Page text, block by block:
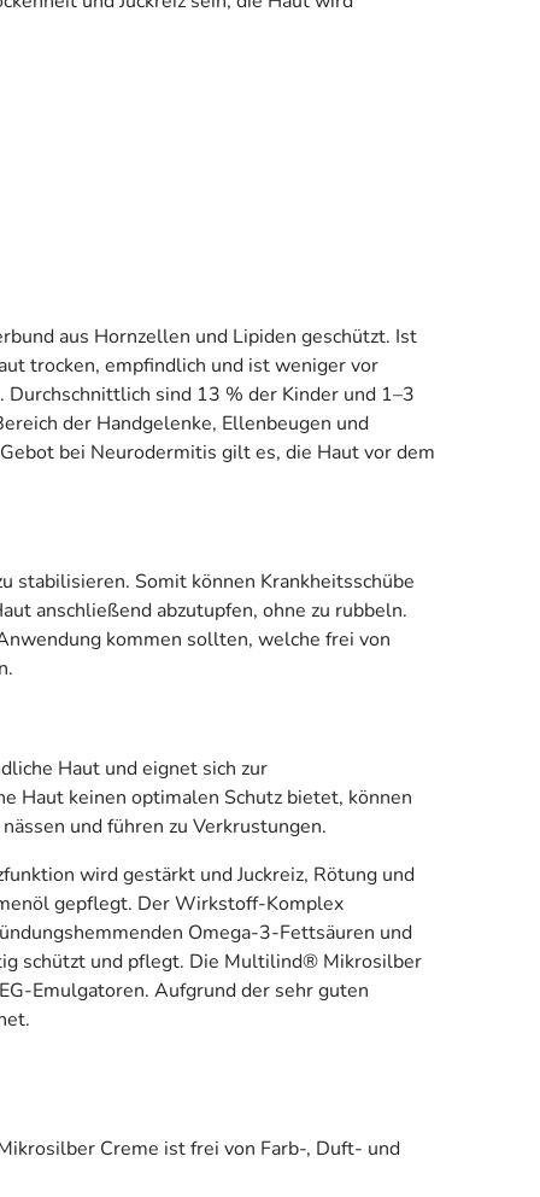
aus Hornzellen und Lipiden geschützt. Ist
trocken, empfindlich und ist weniger vor
sind 13 % der Kinder und 1–3
der Handgelenke, Ellenbeugen und
bei Neurodermitis gilt es, die Haut vor dem
stabilisieren. Somit können Krankheitsschübe
anschließend abzutupfen, ohne zu rubbeln.
kommen sollten, welche frei von
Haut und eignet sich zur
Haut keinen optimalen Schutz bietet, können
und führen zu Verkrustungen.
wird gestärkt und Juckreiz, Rötung und
gepflegt. Der Wirkstoff-Komplex
Omega-3-Fettsäuren und
schützt und pflegt. Die Multilind® Mikrosilber
Emulgatoren. Aufgrund der sehr guten
Creme ist frei von Farb-, Duft- und